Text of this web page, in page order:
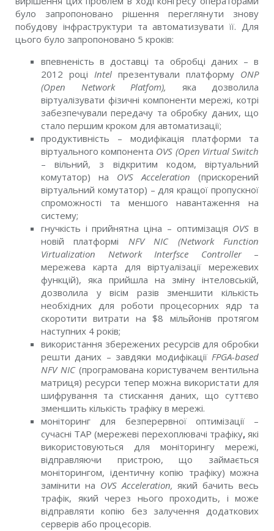
було запропоновано рішення переглянути знову
побудову інфраструктури та автоматизувати її. Для
цього було запропоновано 5 кроків:
впевненість в доставці та обробці даних – в
2012 році Іntel презентували платформу ONP
(Open Network Platfom), яка дозволила
віртуалізувати фізичні компоненти мережі, котрі
забезпечували передачу та обробку даних, що
стало першим кроком для автоматизації;
продуктивність – модифікація платформи та
віртуального компонента OVS (Open Virtual Switch
– вільний, з відкритим кодом, віртуальний
комутатор) на OVS Acceleration (прискорений
віртуальний комутатор) – для кращої пропускної
спроможності та меншого навантаження на
систему;
гнучкість і прийнятна ціна – оптимізація OVS в
новій платформі NFV NIC (Network Function
Virtualization Network Interfsce Controller–
мережева карта для віртуалізації мережевих
функцій), яка прийшла на зміну інтеловській,
дозволила у вісім разів зменшити кількість
необхідних для роботи процесорних ядр та
скоротити витрати на $8 мільйонів протягом
наступних 4 років;
використання збережених ресурсів для обробки
решти даних – завдяки модифікації FPGA-based
NFV NIC(програмована користувачем вентильна
матриця) ресурси тепер можна використати для
шифрування та стискання даних, що суттєво
зменшить кількість трафіку в мережі.
моніторинг для безперервної оптимізації –
сучасні TAP (мережеві перехоплювачі трафіку,які
використовуються для моніторингу мережі,
відправляючи пристрою, що займається
моніторингом, ідентичну копію трафіку) можна
замінити на OVS Acceleration, який бачить весь
трафік, який через нього проходить, і може
відправляти копію без залучення додаткових
серверів або процесорів.